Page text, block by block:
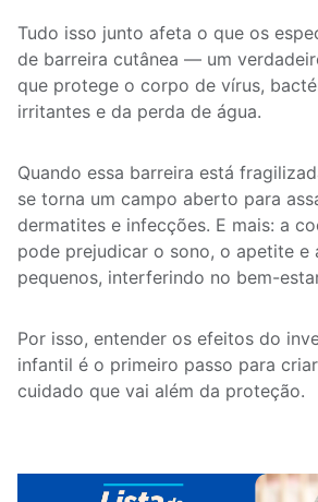
Tudo isso junto afeta o que os
de barreira cutânea — um
que protege o corpo de vírus,
irritantes e da perda de água.
Quando essa barreira está
se torna um campo aberto para
dermatites e infecções. E mais: a
pode prejudicar o sono, o apetite e
pequenos, interferindo no bem-
Por isso, entender os efeitos do
infantil é o primeiro passo para
cuidado que vai além da proteção.